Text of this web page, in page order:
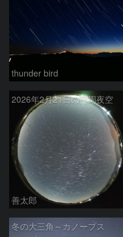
thunder bird
2026年2月21日の円周夜空
善太郎
冬の大三角～カノープス